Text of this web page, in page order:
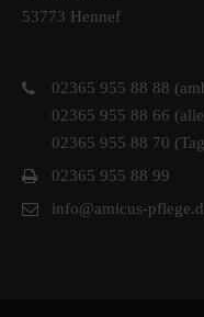
Kontakt
Amicus Pflege
Lipper Weg 11a
45770 Marl
53773 Hennef
02365 955 88 88
02365 955 88 66
02365 955 88 70
02365 955 88 99
info@amicus-